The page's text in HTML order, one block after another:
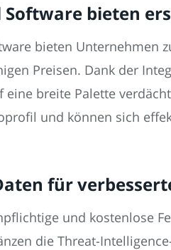
bieten
bieten Unternehmen
Preisen. Dank der
breite Palette
und können sich
für
und kostenlose
die Threat-